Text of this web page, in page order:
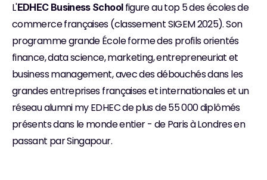
L'EDHEC Business School figure au top 5 des écoles de
commerce françaises (classement SIGEM 2025). Son
programme grande École forme des profils orientés
finance, data science, marketing, entrepreneuriat et
business management, avec des débouchés dans les
grandes entreprises françaises et internationales et un
réseau alumni my EDHEC de plus de 55 000 diplômés
présents dans le monde entier - de Paris à Londres en
passant par Singapour.